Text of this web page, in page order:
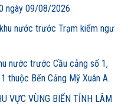
ngày 09/08/2026
nước trước Trạm kiểm ngư
nước trước Cầu cảng số 1,
thuộc Bến Cảng Mỹ Xuân A.
VỰC VÙNG BIỂN TỈNH LÂM